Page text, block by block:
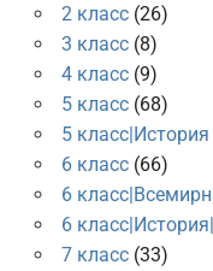
2 класс(26)
3 класс(8)
4 класс(9)
5 класс(68)
5 класс|История
6 класс(66)
6
6
7 класс(33)